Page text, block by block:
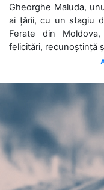
Gheorghe Maluda,
ai țării, cu un stagiu
Ferate din
felicitări, recunoștință